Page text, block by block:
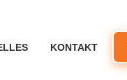
KONTAKT